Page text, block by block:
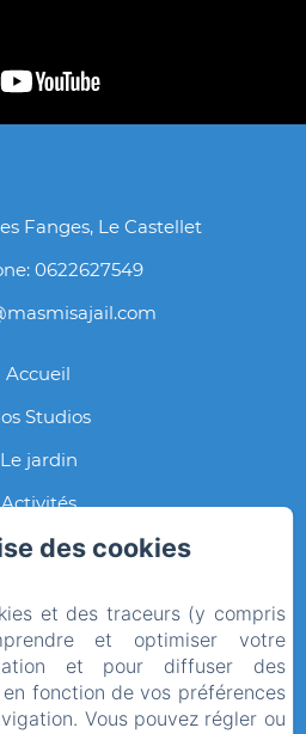
Fanges, Le Castellet
0622627549
Accueil
Studios
Le jardin
Activités
Contact
Histoire
confidentialité
légales
des cookies
et des traceurs (y compris
et optimiser votre
et pour diffuser des
fonction de vos préférences
Vous pouvez régler ou